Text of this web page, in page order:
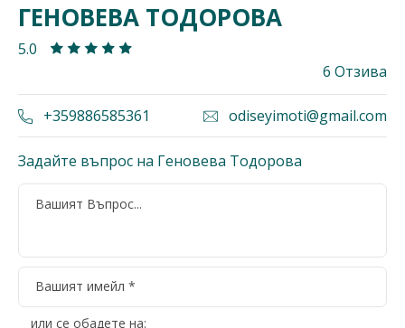
ГЕНОВЕВА ТОДОРОВА
5.0
6 Отзива
+359886585361 odiseyimoti@gmail.com
Задайте въпрос на Геновева Тодорова
или се обадете на: